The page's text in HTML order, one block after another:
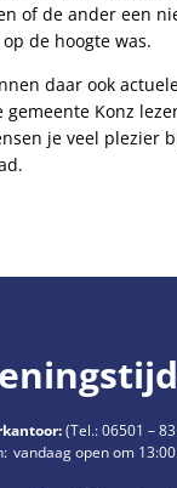
of de ander een
de hoogte was.
daar ook
Konz
je veel plezier
(Tel.:06501 –
openings- of
vandaag open om